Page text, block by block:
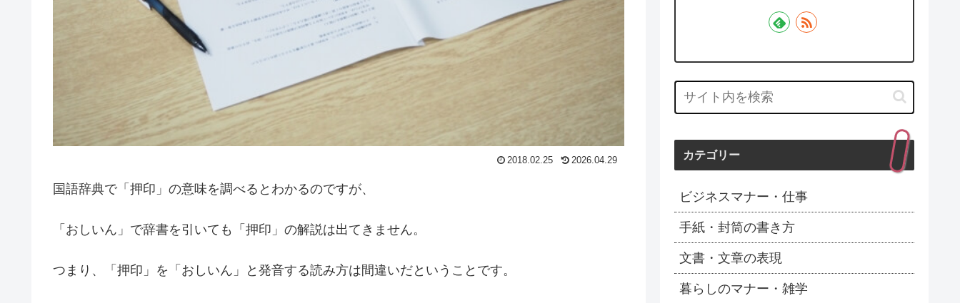
2018.02.25 2026.04.29
国語辞典で「押印」の意味を調べるとわかるのですが、
「おしいん」で辞書を引いても「押印」の解説は出てきません。
つまり、「押印」を「おしいん」と発音する読み方は間違いだということです。
カテゴリー
ビジネスマナー・仕事
手紙・封筒の書き方
文書・文章の表現
暮らしのマナー・雑学